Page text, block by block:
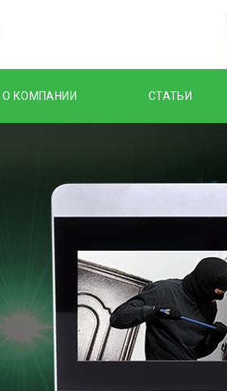
О КОМПАНИИ СТАТЬИ